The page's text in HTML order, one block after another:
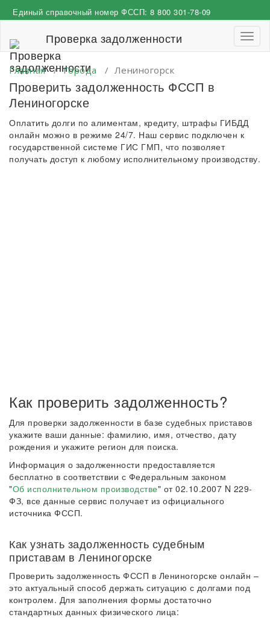
к
Единый справочный номер ФССП: 8 800 301-78-09
Проверка задолженности
Главная/Города / Лениногорск
Проверить задолженность ФССП в
Лениногорске
Оплатить долги по алиментам, кредиту, штрафы ГИБДД
онлайн можно в режиме 24/7. Наш сервис подключен к
государственной системе ГИС ГМП, что позволяет
получать доступ к любому исполнительному производству.
Как проверить задолженность?
Для проверки задолженности в базе судебных приставов
укажите ваши данные: фамилию, имя, отчество, дату
рождения и укажите регион для поиска.
Информация о задолженности предоставляется
бесплатно в соответствии с Федеральным законом
"Об исполнительном производстве" от 02.10.2007 N 229-
ФЗ, все данные сервис получает из официального
источника ФССП.
Как узнать задолженность судебным
приставам в Лениногорске
Проверить задолженность ФССП в Лениногорске онлайн –
это актуальный способ держать ситуацию с долгами под
контролем. Для заполнения формы достаточно
стандартных данных физического лица: